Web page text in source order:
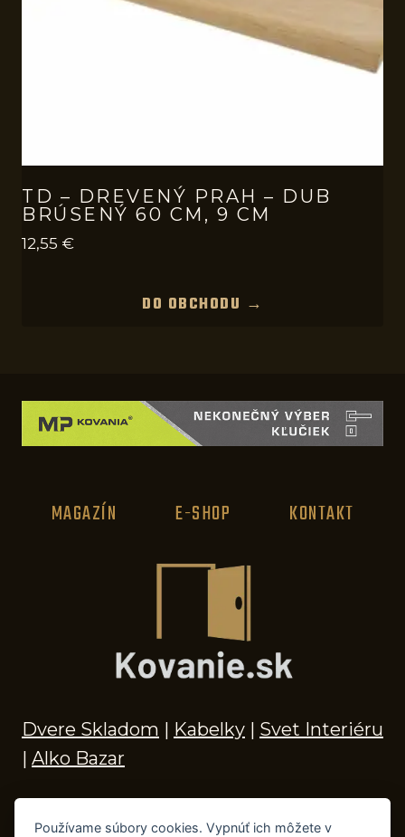
TD – DREVENÝ PRAH – DUB
BRÚSENÝ 60 CM, 9 CM
12,55 €
DO OBCHODU →
MAGAZÍN E-SHOP KONTAKT
Dvere Skladom | Kabelky | Svet Interiéru
| Alko Bazar
Používame súbory cookies. Vypnúť ich môžete v